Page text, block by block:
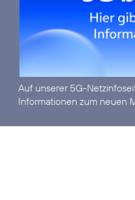
Auf unserer 5G-
Informationen zum neuen